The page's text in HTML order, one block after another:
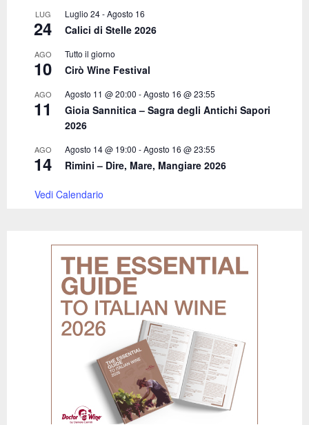
LUG
24
Luglio 24-Agosto 16
Calici di Stelle 2026
AGO
10
Tutto il giorno
Cirò Wine Festival
AGO
11
Agosto 11 @ 20:00 -Agosto 16 @ 23:55
Gioia Sannitica – Sagra degli Antichi Sapori
2026
AGO
14
Agosto 14 @ 19:00 -Agosto 16 @ 23:55
Rimini – Dire, Mare, Mangiare 2026
Vedi Calendario